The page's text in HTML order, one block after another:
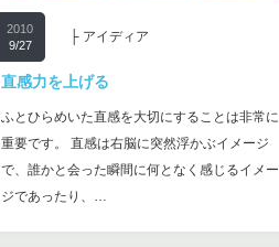
2010
9/27
├ アイディア
直感力を上げる
ふとひらめいた直感を大切にすることは非常に
重要です。 直感は右脳に突然浮かぶイメージ
で、誰かと会った瞬間に何となく感じるイメー
ジであったり、…